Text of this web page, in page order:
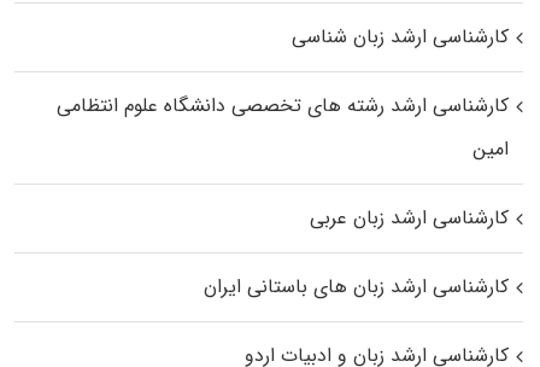
کارشناسی ارشد زبان شناسی
کارشناسی ارشد رﺷﺘﻪ ﻫﺎی تخصصی داﻧﺸﮕﺎه ﻋﻠﻮم انتظامی
اﻣﻴﻦ
کارشناسی ارشد زبان عربی
کارشناسی ارشد زبان‌ های باستانی ایران
کارشناسی ارشد زبان و ادبیات اردو